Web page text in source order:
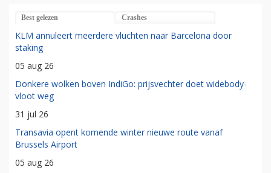
Best gelezen Crashes
KLM annuleert meerdere vluchten naar Barcelona door
staking
05 aug 26
Donkere wolken boven IndiGo: prijsvechter doet widebody-
vloot weg
31 jul 26
Transavia opent komende winter nieuwe route vanaf
Brussels Airport
05 aug 26